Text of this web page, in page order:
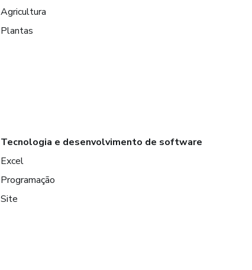
Agricultura
Plantas
Tecnologia e desenvolvimento de software
Excel
Programação
Site